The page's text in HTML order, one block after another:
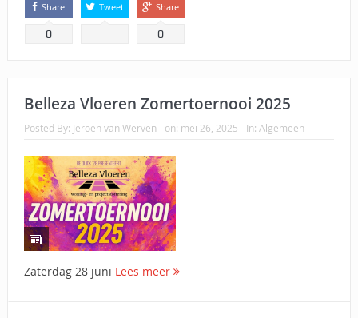
Share
0
Tweet Share
0
Belleza Vloeren Zomertoernooi 2025
Posted By: Jeroen van Werven on: mei 26, 2025 In: Algemeen
Zaterdag 28 juni Lees meer